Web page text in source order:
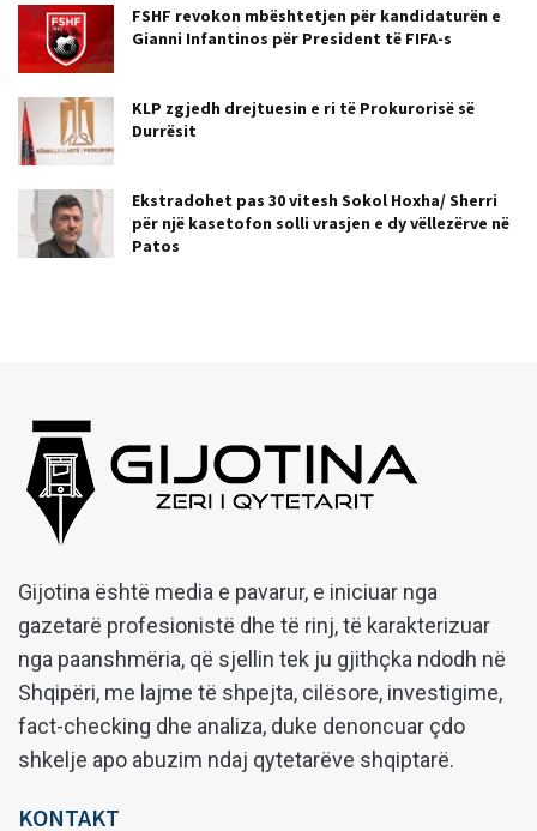
FSHF revokon mbështetjen për kandidaturën e
Gianni Infantinos për President të FIFA-s
KLP zgjedh drejtuesin e ri të Prokurorisë së
Durrësit
Ekstradohet pas 30 vitesh Sokol Hoxha/ Sherri
për një kasetofon solli vrasjen e dy vëllezërve në
Patos
Gijotina është media e pavarur, e iniciuar nga
gazetarë profesionistë dhe të rinj, të karakterizuar
nga paanshmëria, që sjellin tek ju gjithçka ndodh në
Shqipëri, me lajme të shpejta, cilësore, investigime,
fact-checking dhe analiza, duke denoncuar çdo
shkelje apo abuzim ndaj qytetarëve shqiptarë.
KONTAKT